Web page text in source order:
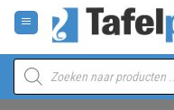
uren,
9
minuten
en
naar
inhoud
Producten
zoeken